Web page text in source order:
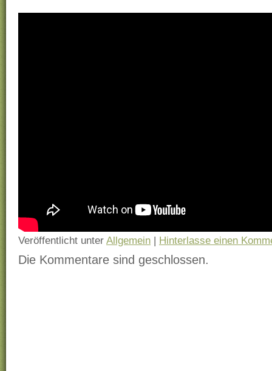
Veröffentlicht unter Allgemein | Hinterlasse einen
Die Kommentare sind geschlossen.